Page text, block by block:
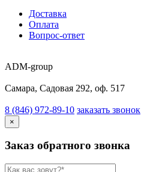
Доставка
Оплата
Вопрос-ответ
ADM-group
Самара, Садовая 292, оф. 517
8 (846) 972-89-10 заказать звонок
×
Заказ обратного звонка